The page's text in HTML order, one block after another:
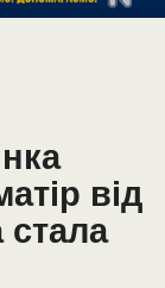
від
стала